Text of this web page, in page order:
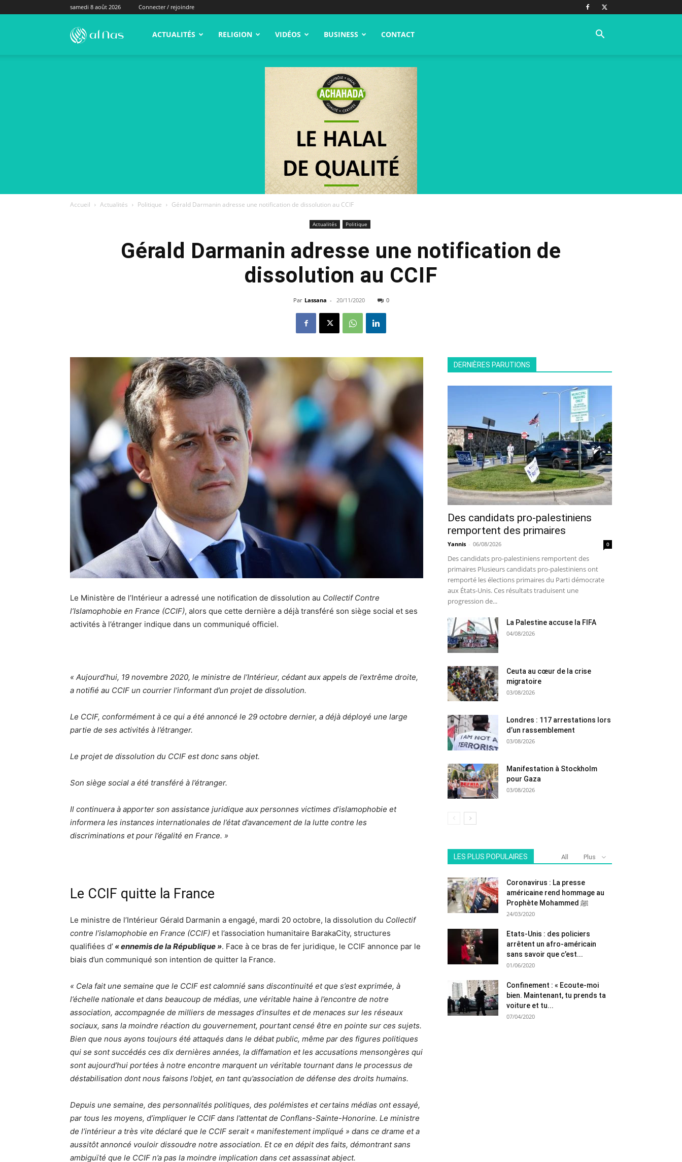
samedi 8 août 2026 Connecter / rejoindre
alNas.fr ACTUALITÉS RELIGION VIDÉOS BUSINESS CONTACT
Accueil Actualités Politique Gérald Darmanin adresse une notification de dissolution au CCIF
Actualités Politique
Gérald Darmanin adresse une notification de
dissolution au CCIF
Par Lassana - 20/11/2020 0
Le Ministère de l’Intérieur a adressé une notification de dissolution au Collectif Contre
l’Islamophobie en France (CCIF), alors que cette dernière a déjà transféré son siège social et ses
activités à l’étranger indique dans un communiqué officiel.
« Aujourd’hui, 19 novembre 2020, le ministre de l’Intérieur, cédant aux appels de l’extrême droite,
a notifié au CCIF un courrier l’informant d’un projet de dissolution.
Le CCIF, conformément à ce qui a été annoncé le 29 octobre dernier, a déjà déployé une large
partie de ses activités à l’étranger.
Le projet de dissolution du CCIF est donc sans objet.
Son siège social a été transféré à l’étranger.
Il continuera à apporter son assistance juridique aux personnes victimes d’islamophobie et
informera les instances internationales de l’état d’avancement de la lutte contre les
discriminations et pour l’égalité en France. »
Le CCIF quitte la France
Le ministre de l’Intérieur Gérald Darmanin a engagé, mardi 20 octobre, la dissolution du Collectif
contre l’islamophobie en France (CCIF) et l’association humanitaire BarakaCity, structures
qualifiées d’ « ennemis de la République ». Face à ce bras de fer juridique, le CCIF annonce par le
biais d’un communiqué son intention de quitter la France.
« Cela fait une semaine que le CCIF est calomnié sans discontinuité et que s’est exprimée, à
l’échelle nationale et dans beaucoup de médias, une véritable haine à l’encontre de notre
association, accompagnée de milliers de messages d’insultes et de menaces sur les réseaux
sociaux, sans la moindre réaction du gouvernement, pourtant censé être en pointe sur ces sujets.
Bien que nous ayons toujours été attaqués dans le débat public, même par des figures politiques
qui se sont succédés ces dix dernières années, la diffamation et les accusations mensongères qui
sont aujourd’hui portées à notre encontre marquent un véritable tournant dans le processus de
déstabilisation dont nous faisons l’objet, en tant qu’association de défense des droits humains.
Depuis une semaine, des personnalités politiques, des polémistes et certains médias ont essayé,
par tous les moyens, d’impliquer le CCIF dans l’attentat de Conflans-Sainte-Honorine. Le ministre
de l’intérieur a très vite déclaré que le CCIF serait « manifestement impliqué » dans ce drame et a
aussitôt annoncé vouloir dissoudre notre association. Et ce en dépit des faits, démontrant sans
ambiguïté que le CCIF n’a pas la moindre implication dans cet assassinat abject.
DERNIÈRES PARUTIONS
Des candidats pro-palestiniens
remportent des primaires
Yannis - 06/08/2026 0
Des candidats pro-palestiniens remportent des
primaires Plusieurs candidats pro-palestiniens ont
remporté les élections primaires du Parti démocrate
aux États-Unis. Ces résultats traduisent une
progression de...
La Palestine accuse la FIFA
04/08/2026
Ceuta au cœur de la crise
migratoire
03/08/2026
Londres : 117 arrestations lors
d’un rassemblement
03/08/2026
Manifestation à Stockholm
pour Gaza
03/08/2026
LES PLUS POPULAIRES All Plus
Coronavirus : La presse
américaine rend hommage au
Prophète Mohammed ﷺ
24/03/2020
Etats-Unis : des policiers
arrêtent un afro-américain
sans savoir que c’est...
01/06/2020
Confinement : « Ecoute-moi
bien. Maintenant, tu prends ta
voiture et tu...
07/04/2020